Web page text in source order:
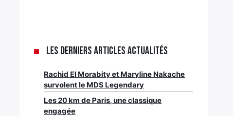
Les derniers articles Actualités
Rachid El Morabity et Maryline Nakache
survolent le MDS Legendary
Les 20 km de Paris, une classique
engagée